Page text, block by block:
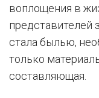
воплощения в
представителей
стала былью,
только
составляющая.